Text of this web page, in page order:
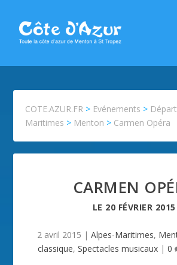
COTE.AZUR.FR > Evénements >
Maritimes > Menton > Carmen Opéra
CARMEN
LE 20 FÉVRIER 2015
2 avril 2015 | Alpes-Maritimes,
classique, Spectacles musicaux| 0